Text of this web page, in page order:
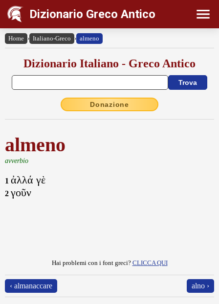
Dizionario Greco Antico
Home › Italiano-Greco › almeno
Dizionario Italiano - Greco Antico
Donazione
almeno
avverbio
1 ἀλλά γὲ
2 γοῦν
Hai problemi con i font greci? CLICCA QUI
‹ almanaccare alno ›